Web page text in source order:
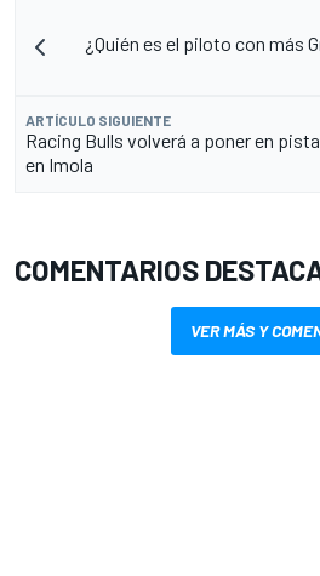
¿Quién es el piloto con más
ARTÍCULO SIGUIENTE
Racing Bulls volverá a poner en
en Imola
COMENTARIOS
VER MÁS Y